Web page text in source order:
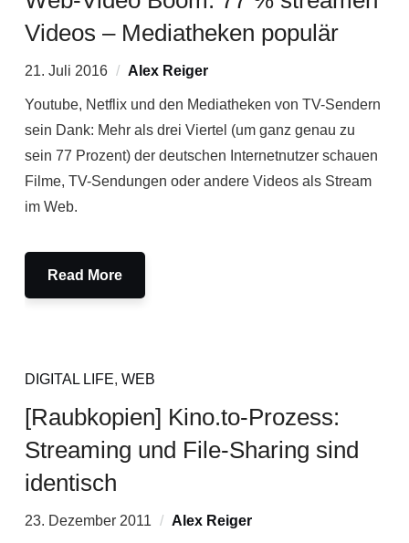
Videos – Mediatheken populär
21. Juli 2016 Alex Reiger
Youtube, Netflix und den Mediatheken von TV-Sendern
sein Dank: Mehr als drei Viertel (um ganz genau zu
sein 77 Prozent) der deutschen Internetnutzer schauen
Filme, TV-Sendungen oder andere Videos als Stream
im Web.
Read More
DIGITAL LIFE, WEB
[Raubkopien] Kino.to-Prozess:
Streaming und File-Sharing sind
identisch
23. Dezember 2011 Alex Reiger